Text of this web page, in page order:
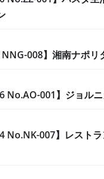
NNG-008】湘南ナポリ
No.AO-001】ジョル
No.NK-007】レスト